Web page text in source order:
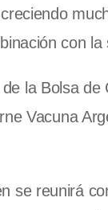
con la
la Bolsa de
Vacuna
se reunirá